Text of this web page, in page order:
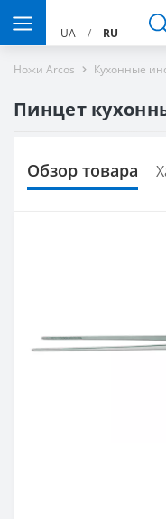
UA / RU
Ножи Arcos Кухонные
Пинцет
Обзор товара